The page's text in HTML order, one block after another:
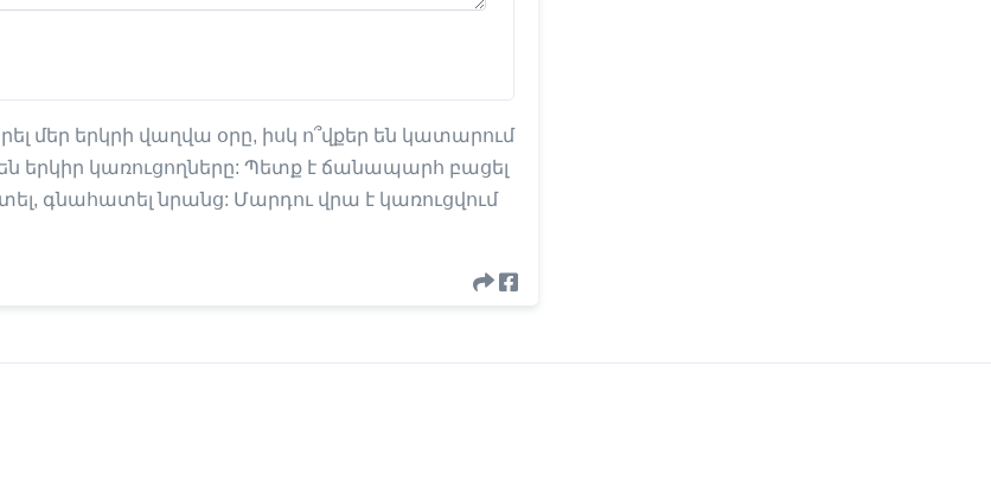
մեր երկրի վաղվա օրը, իսկ ո՞վքեր են կատարում
երկիր կառուցողները: Պետք է ճանապարհ բացել
գնահատել նրանց: Մարդու վրա է կառուցվում